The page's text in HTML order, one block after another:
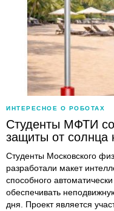
ИНТЕРЕСНОЕ О РОБОТАХ
Студенты МФТИ
защиты от солнца
Студенты Московского
разработали макет
способного
обеспечивать
дня. Проект является